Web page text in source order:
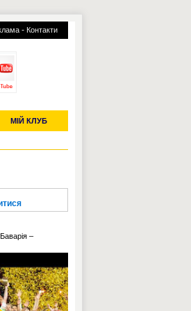
- Контакти
МІЙ КЛУБ
–